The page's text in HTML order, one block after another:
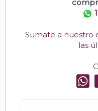
Sumate a nuestro
las